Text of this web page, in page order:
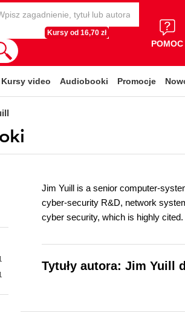
Kursy od 16,70 zł
POMOC
Kursy video Audiobooki Promocje
Jim Yuill is a senior computer-
cyber-security R&D, network
cyber security, which is highly cited.
Tytuły autora: Jim Yuill